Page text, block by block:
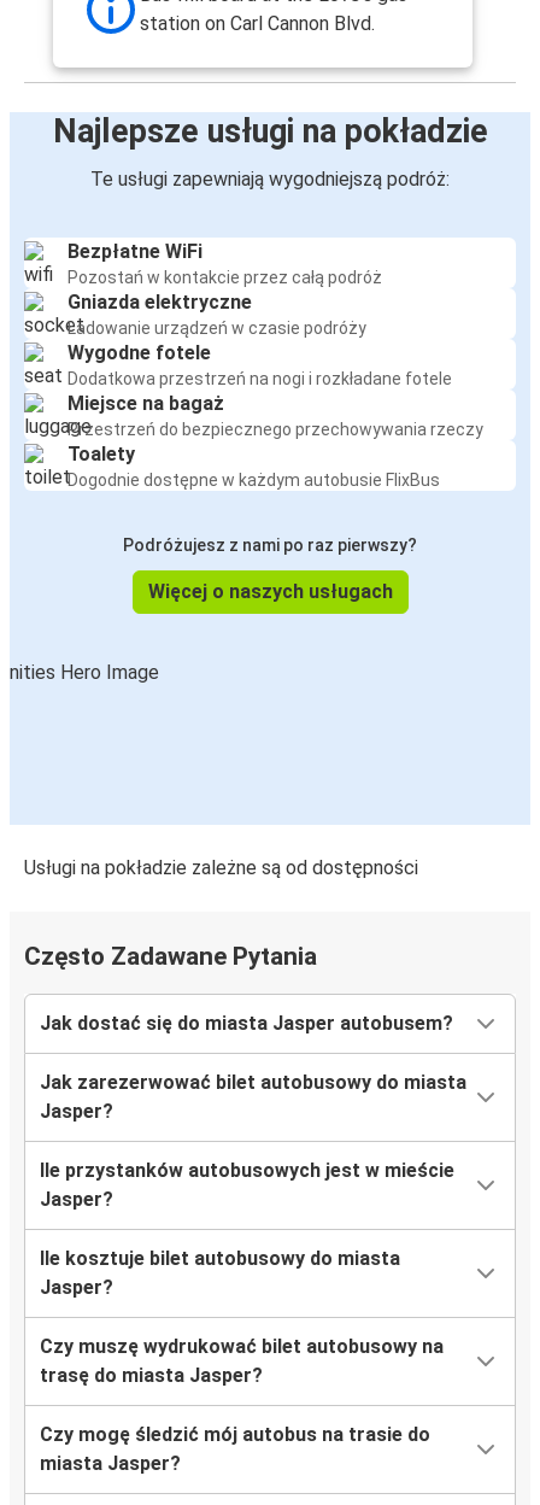
station on Carl Cannon Blvd.
Najlepsze usługi na pokładzie
Te usługi zapewniają wygodniejszą podróż:
Bezpłatne WiFi
Pozostań w kontakcie przez całą podróż
Gniazda elektryczne
Ładowanie urządzeń w czasie podróży
Wygodne fotele
Dodatkowa przestrzeń na nogi i rozkładane fotele
Miejsce na bagaż
Przestrzeń do bezpiecznego przechowywania rzeczy
Toalety
Dogodnie dostępne w każdym autobusie FlixBus
Podróżujesz z nami po raz pierwszy?
Więcej o naszych usługach
Usługi na pokładzie zależne są od dostępności
Często Zadawane Pytania
Jak dostać się do miasta Jasper autobusem?
Jak zarezerwować bilet autobusowy do miasta
Jasper?
Ile przystanków autobusowych jest w mieście
Jasper?
Ile kosztuje bilet autobusowy do miasta
Jasper?
Czy muszę wydrukować bilet autobusowy na
trasę do miasta Jasper?
Czy mogę śledzić mój autobus na trasie do
miasta Jasper?